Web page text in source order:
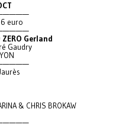
euro
ZERO Gerland
Gaudry
& CHRIS BROKAW